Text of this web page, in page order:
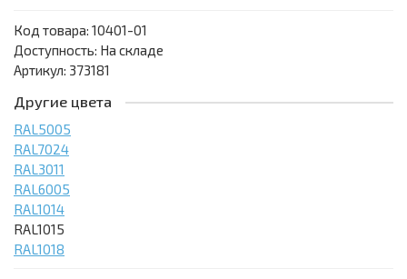
Код товара: 10401-01
Доступность: На складе
Артикул: 373181
Другие цвета
RAL5005
RAL7024
RAL3011
RAL6005
RAL1014
RAL1015
RAL1018